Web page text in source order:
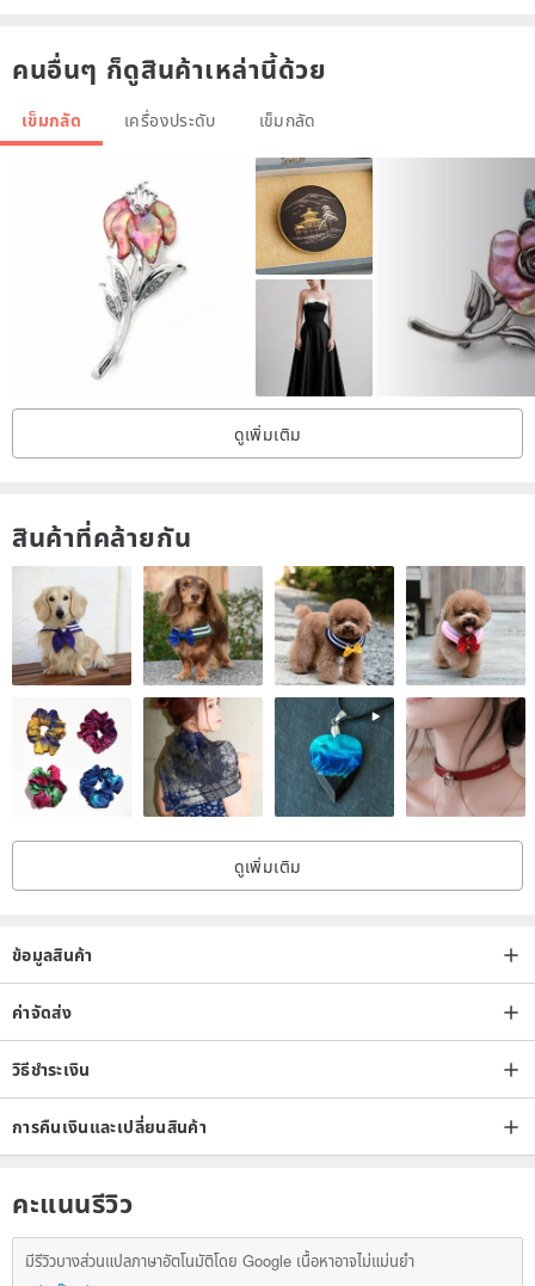
As shown in the 5th image, the green beads are decorated with a
The sixth image is attached to the image of an almost life-size
Please check the size feeling ^ ^
The lower left of the 7th piece is an adult Christmas "Holy Night"
with chic colors.
The treatment of the base is different, but in both cases, we have
The 8th piece is a part of Melting Point's Christmas beads.
In addition, a green marble pattern at the back of the 9th sheet has
also been added this time.
This work was born from these beads.
It is the real thing delivered by the image brooch.
Melting Point is a popular Japanese glass bead artist who presents
handmade glass beads at events such as major department stores.
the glass with a burner.
Each bead with a sophisticated shape and color is a work in itself,
and it is so beautiful that it is regrettable to use it as a material.
Please handle with care as it may come off due to friction.
Parts are attached to the base with fishing line.
คนอื่นๆ ก็ดูสินค้าเหล่านี้ด้วย
เข็มกลัด เครื่องประดับ เข็มกลัด
ดูเพิ่มเติม
สินค้าที่คล้ายกัน
ดูเพิ่มเติม
ข้อมูลสินค้า
ค่าจัดส่ง
วิธีชำระเงิน
การคืนเงินและเปลี่ยนสินค้า
คะแนนรีวิว
มีรีวิวบางส่วนแปลภาษาอัตโนมัติโดย Google เนื้อหาอาจไม่แม่นยำ